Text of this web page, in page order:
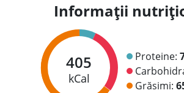
Informații
405
kCal
Proteine:
Grăsimi: